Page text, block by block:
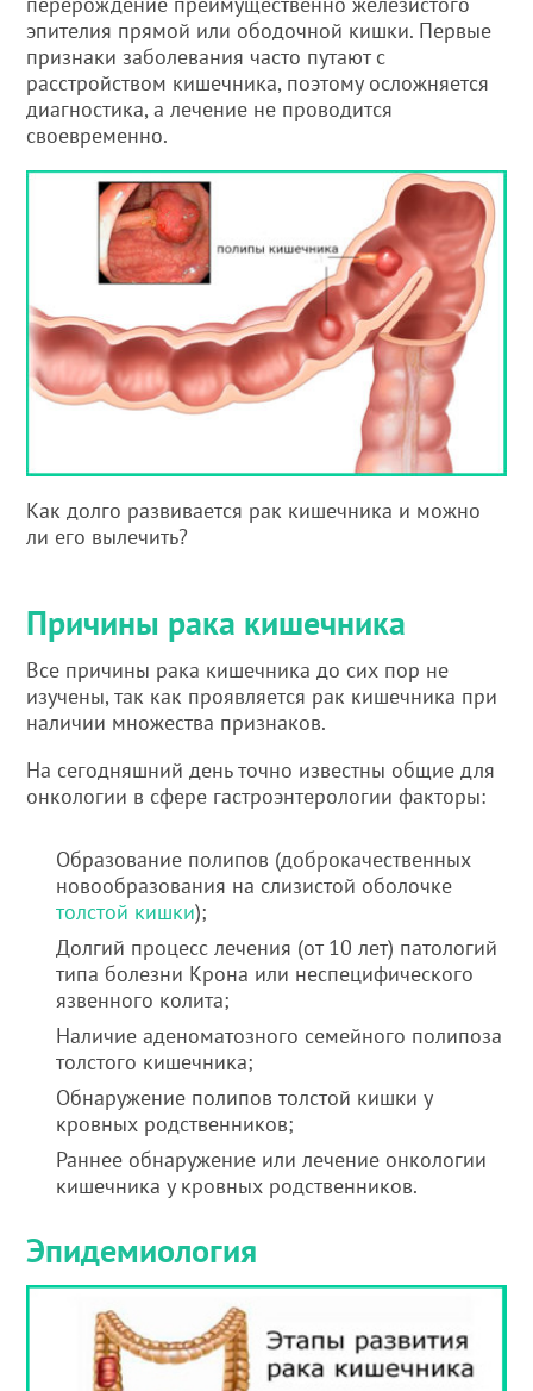
эпителия прямой или ободочной кишки. Первые
признаки заболевания часто путают с
расстройством кишечника, поэтому осложняется
диагностика, а лечение не проводится
своевременно.
Как долго развивается рак кишечника и можно
ли его вылечить?
Причины рака кишечника
Все причины рака кишечника до сих пор не
изучены, так как проявляется рак кишечника при
наличии множества признаков.
На сегодняшний день точно известны общие для
онкологии в сфере гастроэнтерологии факторы:
Образование полипов (доброкачественных
новообразования на слизистой оболочке
толстой кишки);
Долгий процесс лечения (от 10 лет) патологий
типа болезни Крона или неспецифического
язвенного колита;
Наличие аденоматозного семейного полипоза
толстого кишечника;
Обнаружение полипов толстой кишки у
кровных родственников;
Раннее обнаружение или лечение онкологии
кишечника у кровных родственников.
Эпидемиология